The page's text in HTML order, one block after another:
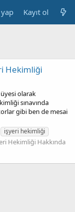
Kayıt ol
Hekimliği
olarak
sınavında
gibi ben de mesai
işyeri hekimliği
Hekimliği Hakkında